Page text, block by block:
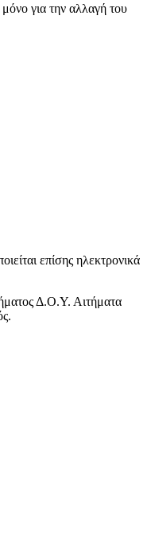
μόνο για την αλλαγή του
επίσης ηλεκτρονικά
Δ.Ο.Υ. Αιτήματα